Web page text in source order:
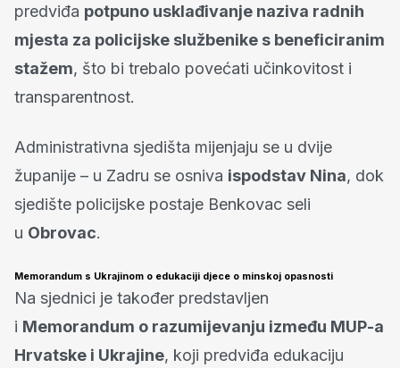
predviđa potpuno usklađivanje naziva radnih
mjesta za policijske službenike s beneficiranim
stažem, što bi trebalo povećati učinkovitost i
transparentnost.
Administrativna sjedišta mijenjaju se u dvije
županije – u Zadru se osniva ispodstav Nina, dok
sjedište policijske postaje Benkovac seli
u Obrovac.
Memorandum s Ukrajinom o edukaciji djece o minskoj opasnosti
Na sjednici je također predstavljen
i Memorandum o razumijevanju između MUP-a
Hrvatske i Ukrajine, koji predviđa edukaciju